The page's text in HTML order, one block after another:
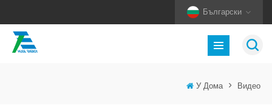
Български
У Дома > Видео